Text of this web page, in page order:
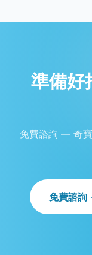
準備好
免費諮詢 — 奇
免費諮詢